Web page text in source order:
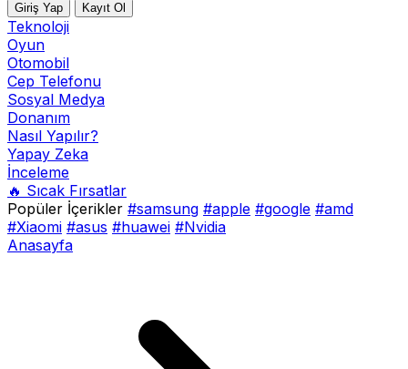
Giriş Yap Kayıt Ol
Teknoloji
Oyun
Otomobil
Cep Telefonu
Sosyal Medya
Donanım
Nasıl Yapılır?
Yapay Zeka
İnceleme
🔥 Sıcak Fırsatlar
Popüler İçerikler #samsung #apple #google #amd
#Xiaomi #asus #huawei #Nvidia
Anasayfa